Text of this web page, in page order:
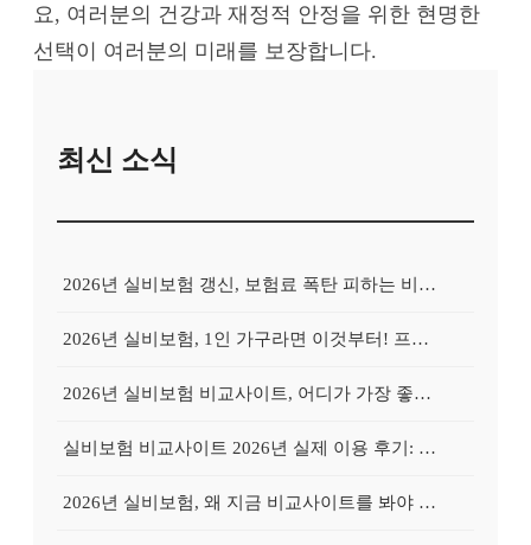
요, 여러분의 건강과 재정적 안정을 위한 현명한
선택이 여러분의 미래를 보장합니다.
최신 소식
2026년 실비보험 갱신, 보험료 폭탄 피하는 비교사이트의 비밀
2026년 실비보험, 1인 가구라면 이것부터! 프리랜서를 위한 비교사이트 활용 가이드
2026년 실비보험 비교사이트, 어디가 가장 좋을까? Top 3 업체 전격 분석
실비보험 비교사이트 2026년 실제 이용 후기: 저렴하게 가입 성공한 비법 공개
2026년 실비보험, 왜 지금 비교사이트를 봐야 할까? 놓치면 후회할 3가지 이유